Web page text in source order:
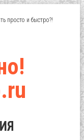
просто и быстро?!